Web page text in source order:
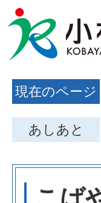
現在のページ
あしあと